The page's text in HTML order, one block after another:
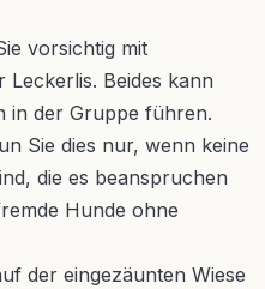
vorsichtig mit
Leckerlis. Beides kann
in der Gruppe führen.
Sie dies nur, wenn keine
die es beanspruchen
Hunde ohne
der eingezäunten Wiese